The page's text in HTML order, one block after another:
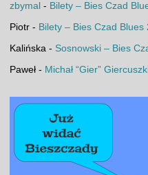
zbymal - Bilety – Bies Czad
Piotr- Bilety – Bies Czad Blues
Kalińska - Sosnowski – Bies
Paweł- Michał “Gier”